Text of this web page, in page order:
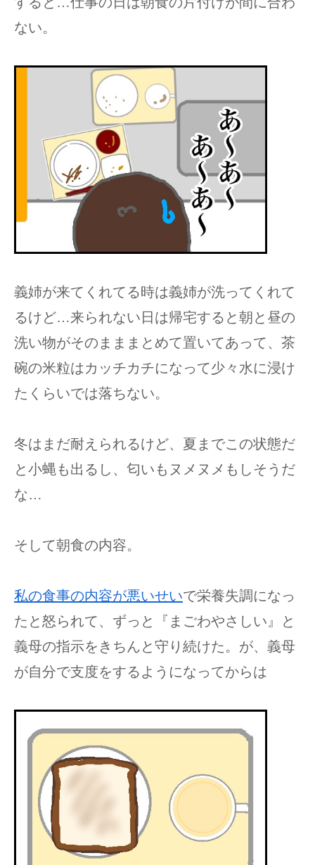
ない。
義姉が来てくれてる時は義姉が洗ってくれて
るけど…来られない日は帰宅すると朝と昼の
洗い物がそのまままとめて置いてあって、茶
碗の米粒はカッチカチになって少々水に浸け
たくらいでは落ちない。
冬はまだ耐えられるけど、夏までこの状態だ
と小蝿も出るし、匂いもヌメヌメもしそうだ
な…
そして朝食の内容。
私の食事の内容が悪いせいで栄養失調になっ
たと怒られて、ずっと『まごわやさしい』と
義母の指示をきちんと守り続けた。が、義母
が自分で支度をするようになってからは